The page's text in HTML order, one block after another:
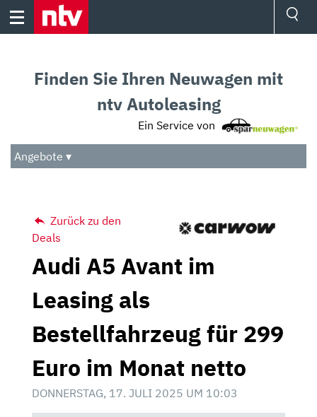
Skip
Audio
Das Beste
Finden Sie Ihren Neuwagen mit
ntv Autoleasing
Ein Service von
Angebote ▾
Zurück zu den
Deals
Audi A5 Avant im
Leasing als
Bestellfahrzeug für 299
Euro im Monat netto
DONNERSTAG, 17. JULI 2025 UM 10:03